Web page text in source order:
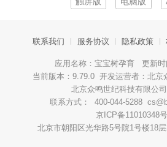
联系我们 服务协议 隐私政策
应用名称：宝宝树孕育 更新时
当前版本：9.79.0 开发运营者：北京
北京众鸣世纪科技有限公
联系方式： 400-044-5288
京ICP备11010348
北京市朝阳区光华路5号院1号楼18